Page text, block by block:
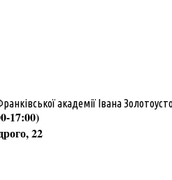
академії Івана
17:00)
22